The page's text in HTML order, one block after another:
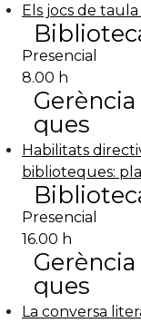
Els jocs de
Presencial
8.00 h
ques
Habilitats
biblioteques:
Presencial
16.00 h
ques
La conversa